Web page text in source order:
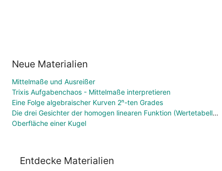
Neue Materialien
Mittelmaße und Ausreißer
Trixis Aufgabenchaos - Mittelmaße interpretieren
Eine Folge algebraischer Kurven 2ⁿ-ten Grades
Die drei Gesichter der homogen linearen Funktion (Wertetabelle, Funktionsgleichung, Graph)
Oberfläche einer Kugel
Entdecke Materialien